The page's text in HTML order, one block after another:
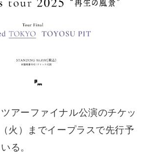
アーファイナル公演のチケッ
火）までイープラスで先行予
る。